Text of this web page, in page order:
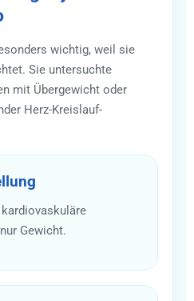
wichtig, weil sie
Sie untersuchte
mit Übergewicht oder
Herz-Kreislauf-
Gewicht.